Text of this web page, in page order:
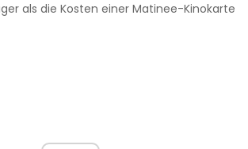
als die Kosten einer Matinee-Kinokarte